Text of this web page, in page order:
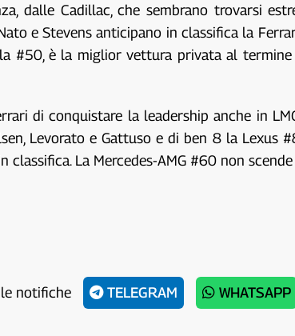
dalle Cadillac, che sembrano trovarsi
e Stevens anticipano in classifica la
#50, è la miglior vettura privata al termine
di conquistare la leadership anche in
Levorato e Gattuso e di ben 8 la Lexus
La Mercedes-AMG #60 non
notifiche TELEGRAM WHATSAPP